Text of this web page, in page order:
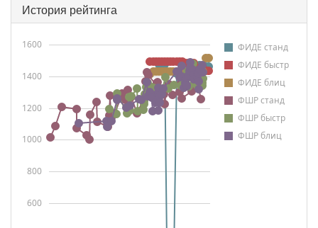
История рейтинга
ФИДЕ станд
ФИДЕ быстр
ФИДЕ блиц
ФШР станд
ФШР быстр
ФШР блиц
600
800
1000
1200
1400
1600